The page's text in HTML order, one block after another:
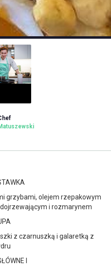
grzybami, olejem rzepakowym
i rozmarynem
z czarnuszką i galaretką z
I